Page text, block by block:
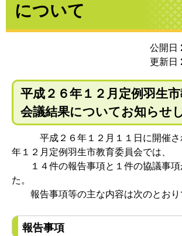
について
公開日
更新日
平成２６年１２月定例羽生
会議結果についてお知らせ
平成２６年１２月１１日に開催さ
年１２月定例羽生市教育委員会では、
１４件の報告事項と１件の協議事項
た。
報告事項等の主な内容は次のとおり
報告事項